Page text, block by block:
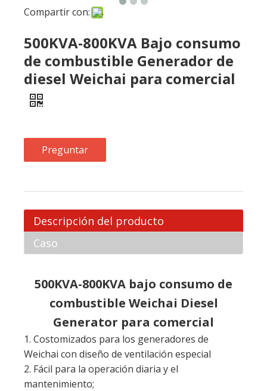
Compartir con:
500KVA-800KVA Bajo consumo
de combustible Generador de
diesel Weichai para comercial
Preguntar
Descripción del producto
Caso
500KVA-800KVA bajo consumo de
combustible Weichai Diesel
Generator para comercial
1. Costomizados para los generadores de
Weichai con diseño de ventilación especial
2. Fácil para la operación diaria y el
mantenimiento;